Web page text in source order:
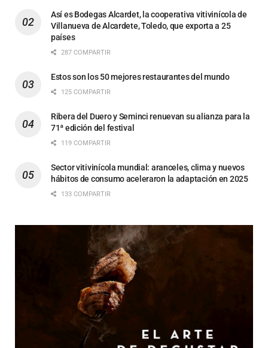
Así es Bodegas Alcardet, la cooperativa vitivinícola de
Villanueva de Alcardete, Toledo, que exporta a 25
países
287 COMPARTIR
Estos son los 50 mejores restaurantes del mundo
125 COMPARTIR
Ribera del Duero y Seminci renuevan su alianza para la
71ª edición del festival
119 COMPARTIR
Sector vitivinícola mundial: aranceles, clima y nuevos
hábitos de consumo aceleraron la adaptación en 2025
133 COMPARTIR